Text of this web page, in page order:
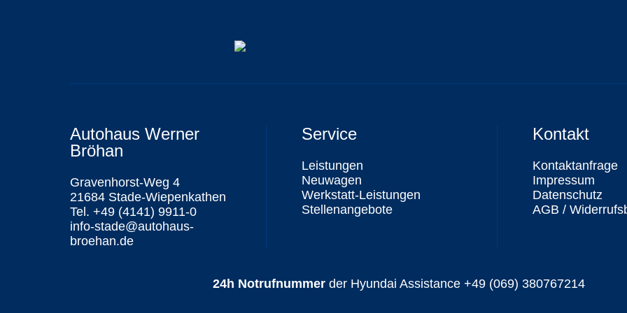
Autohaus Werner
Bröhan
Gravenhorst-Weg 4
21684 Stade-Wiepenkathen
Tel. +49 (4141) 9911-0
info-stade@autohaus-
broehan.de
Service
Leistungen
Neuwagen
Werkstatt-Leistungen
Stellenangebote
Kontakt
Kontaktanfrage
Impressum
Datenschutz
AGB /
24h Notrufnummer der Hyundai Assistance +49 (069) 380767214